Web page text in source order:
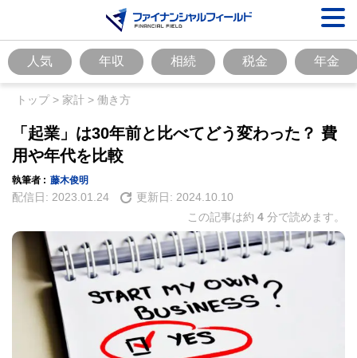
人気 年収 相続 税金 年金
トップ> 家計 > 働き方
「起業」は30年前と比べてどう変わった？ 費
用や年代を比較
執筆者 : 藤木俊明
配信日: 2023.01.24 更新日: 2024.10.10
この記事は約 4 分で読めます。